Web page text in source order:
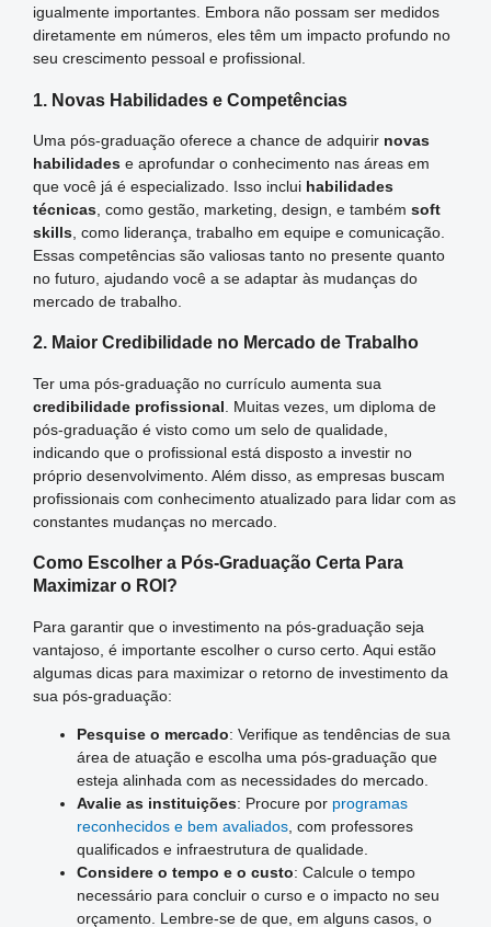
igualmente importantes. Embora não possam ser medidos
diretamente em números, eles têm um impacto profundo no
seu crescimento pessoal e profissional.
1. Novas Habilidades e Competências
Uma pós-graduação oferece a chance de adquirir novas
habilidadese aprofundar o conhecimento nas áreas em
que você já é especializado. Isso inclui habilidades
técnicas, como gestão, marketing, design, e também soft
skills, como liderança, trabalho em equipe e comunicação.
Essas competências são valiosas tanto no presente quanto
no futuro, ajudando você a se adaptar às mudanças do
mercado de trabalho.
2. Maior Credibilidade no Mercado de Trabalho
Ter uma pós-graduação no currículo aumenta sua
credibilidade profissional . Muitas vezes, um diploma de
pós-graduação é visto como um selo de qualidade,
indicando que o profissional está disposto a investir no
próprio desenvolvimento. Além disso, as empresas buscam
profissionais com conhecimento atualizado para lidar com as
constantes mudanças no mercado.
Como Escolher a Pós-Graduação Certa Para
Maximizar o ROI?
Para garantir que o investimento na pós-graduação seja
vantajoso, é importante escolher o curso certo. Aqui estão
algumas dicas para maximizar o retorno de investimento da
sua pós-graduação:
Pesquise o mercado: Verifique as tendências de sua
área de atuação e escolha uma pós-graduação que
esteja alinhada com as necessidades do mercado.
Avalie as instituições: Procure por programas
reconhecidos e bem avaliados, com professores
qualificados e infraestrutura de qualidade.
Considere o tempo e o custo: Calcule o tempo
necessário para concluir o curso e o impacto no seu
orçamento. Lembre-se de que, em alguns casos, o